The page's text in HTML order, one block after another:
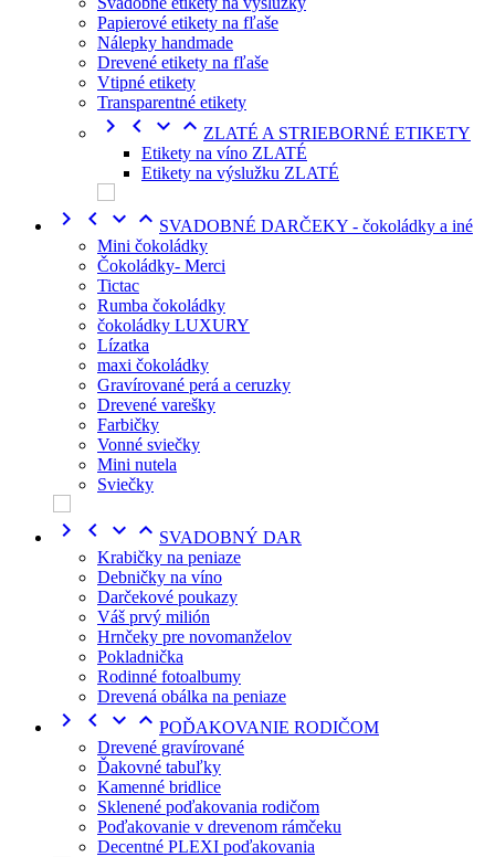
Papierové etikety na fľaše
Nálepky handmade
Drevené etikety na fľaše
Vtipné etikety
Transparentné etikety
    ZLATÉ A STRIEBORNÉ ETIKETY
Etikety na víno ZLATÉ
Etikety na výslužku ZLATÉ
    SVADOBNÉ DARČEKY - čokoládky a iné
Mini čokoládky
Čokoládky- Merci
Tictac
Rumba čokoládky
čokoládky LUXURY
Lízatka
maxi čokoládky
Gravírované perá a ceruzky
Drevené varešky
Farbičky
Vonné sviečky
Mini nutela
Sviečky
    SVADOBNÝ DAR
Krabičky na peniaze
Debničky na víno
Darčekové poukazy
Váš prvý milión
Hrnčeky pre novomanželov
Pokladnička
Rodinné fotoalbumy
Drevená obálka na peniaze
    POĎAKOVANIE RODIČOM
Drevené gravírované
Ďakovné tabuľky
Kamenné bridlice
Sklenené poďakovania rodičom
Poďakovanie v drevenom rámčeku
Decentné PLEXI poďakovania